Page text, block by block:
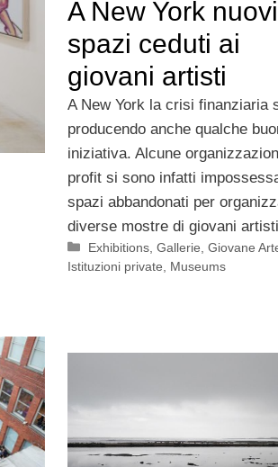
A New York nuovi
spazi ceduti ai
giovani artisti
A New York la crisi finanziaria
producendo anche qualche
iniziativa. Alcune
profit si sono infatti
spazi abbandonati per
diverse mostre di giovani
Categorie
Exhibitions ,Gallerie ,Giovane
Istituzioni private
Museums